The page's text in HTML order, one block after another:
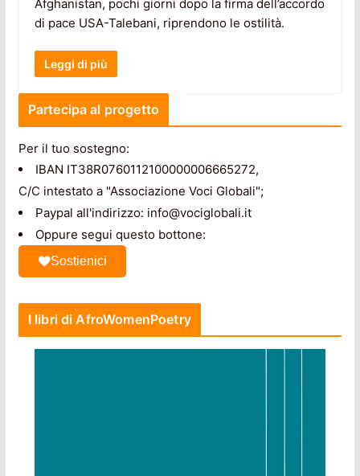
Afghanistan, pochi giorni dopo la firma dell’accordo
di pace USA-Talebani, riprendono le ostilità.
Leggi di più
Partecipa al progetto
Per il tuo sostegno:
IBAN IT38R0760112100000006665272,
C/C intestato a "Associazione Voci Globali";
Paypal all'indirizzo: info@vociglobali.it
Oppure segui questo bottone:
Sostienici
I libri di AfroWomenPoetry